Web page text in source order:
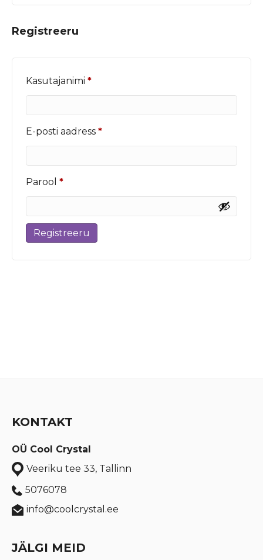
Registreeru
Kasutajanimi *Nõutud
E-posti aadress *Nõutud
Parool *Nõutud
Registreeru
KONTAKT
OÜ Cool Crystal
Veeriku tee 33, Tallinn
5076078
info@coolcrystal.ee
JÄLGI MEID